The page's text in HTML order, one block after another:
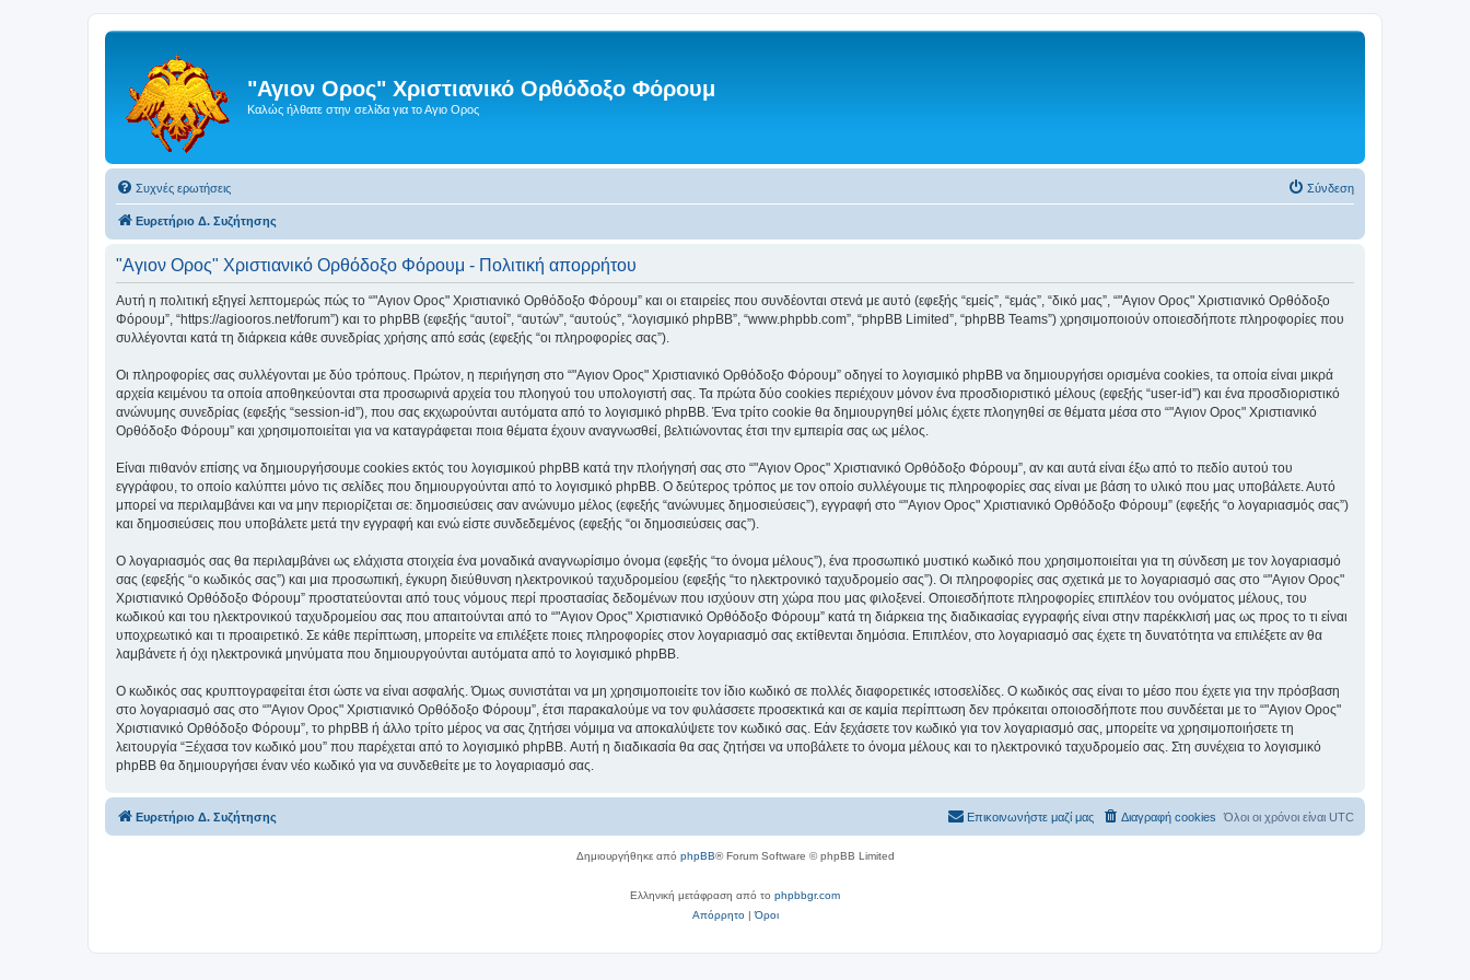
"Αγιον Ορος" Χριστιανικό Ορθόδοξο Φόρουμ
Καλώς ήλθατε στην σελίδα για το Αγιο Ορος
Συχνές ερωτήσεις Σύνδεση
Ευρετήριο Δ. Συζήτησης
"Αγιον Ορος" Χριστιανικό Ορθόδοξο Φόρουμ - Πολιτική απορρήτου
Αυτή η πολιτική εξηγεί λεπτομερώς πώς το “"Αγιον Ορος" Χριστιανικό Ορθόδοξο Φόρουμ” και οι εταιρείες που συνδέονται στενά με αυτό (εφεξής “εμείς”, “εμάς”, “δικό μας”, “"Αγιον Ορος" Χριστιανικό Ορθόδοξο
Φόρουμ”, “https://agiooros.net/forum”) και το phpBB (εφεξής “αυτοί”, “αυτών”, “αυτούς”, “λογισμικό phpBB”, “www.phpbb.com”, “phpBB Limited”, “phpBB Teams”) χρησιμοποιούν οποιεσδήποτε πληροφορίες που
συλλέγονται κατά τη διάρκεια κάθε συνεδρίας χρήσης από εσάς (εφεξής “οι πληροφορίες σας”).
Οι πληροφορίες σας συλλέγονται με δύο τρόπους. Πρώτον, η περιήγηση στο “"Αγιον Ορος" Χριστιανικό Ορθόδοξο Φόρουμ” οδηγεί το λογισμικό phpBB να δημιουργήσει ορισμένα cookies, τα οποία είναι μικρά
αρχεία κειμένου τα οποία αποθηκεύονται στα προσωρινά αρχεία του πλοηγού του υπολογιστή σας. Τα πρώτα δύο cookies περιέχουν μόνον ένα προσδιοριστικό μέλους (εφεξής “user-id”) και ένα προσδιοριστικό
ανώνυμης συνεδρίας (εφεξής “session-id”), που σας εκχωρούνται αυτόματα από το λογισμικό phpBB. Ένα τρίτο cookie θα δημιουργηθεί μόλις έχετε πλοηγηθεί σε θέματα μέσα στο “"Αγιον Ορος" Χριστιανικό
Ορθόδοξο Φόρουμ” και χρησιμοποιείται για να καταγράφεται ποια θέματα έχουν αναγνωσθεί, βελτιώνοντας έτσι την εμπειρία σας ως μέλος.
Είναι πιθανόν επίσης να δημιουργήσουμε cookies εκτός του λογισμικού phpBB κατά την πλοήγησή σας στο “"Αγιον Ορος" Χριστιανικό Ορθόδοξο Φόρουμ”, αν και αυτά είναι έξω από το πεδίο αυτού του
εγγράφου, το οποίο καλύπτει μόνο τις σελίδες που δημιουργούνται από το λογισμικό phpBB. Ο δεύτερος τρόπος με τον οποίο συλλέγουμε τις πληροφορίες σας είναι με βάση το υλικό που μας υποβάλετε. Αυτό
μπορεί να περιλαμβάνει και να μην περιορίζεται σε: δημοσιεύσεις σαν ανώνυμο μέλος (εφεξής “ανώνυμες δημοσιεύσεις”), εγγραφή στο “"Αγιον Ορος" Χριστιανικό Ορθόδοξο Φόρουμ” (εφεξής “ο λογαριασμός σας”)
και δημοσιεύσεις που υποβάλετε μετά την εγγραφή και ενώ είστε συνδεδεμένος (εφεξής “οι δημοσιεύσεις σας”).
Ο λογαριασμός σας θα περιλαμβάνει ως ελάχιστα στοιχεία ένα μοναδικά αναγνωρίσιμο όνομα (εφεξής “το όνομα μέλους”), ένα προσωπικό μυστικό κωδικό που χρησιμοποιείται για τη σύνδεση με τον λογαριασμό
σας (εφεξής “ο κωδικός σας”) και μια προσωπική, έγκυρη διεύθυνση ηλεκτρονικού ταχυδρομείου (εφεξής “το ηλεκτρονικό ταχυδρομείο σας”). Οι πληροφορίες σας σχετικά με το λογαριασμό σας στο “"Αγιον Ορος"
Χριστιανικό Ορθόδοξο Φόρουμ” προστατεύονται από τους νόμους περί προστασίας δεδομένων που ισχύουν στη χώρα που μας φιλοξενεί. Οποιεσδήποτε πληροφορίες επιπλέον του ονόματος μέλους, του
κωδικού και του ηλεκτρονικού ταχυδρομείου σας που απαιτούνται από το “"Αγιον Ορος" Χριστιανικό Ορθόδοξο Φόρουμ” κατά τη διάρκεια της διαδικασίας εγγραφής είναι στην παρέκκλισή μας ως προς το τι είναι
υποχρεωτικό και τι προαιρετικό. Σε κάθε περίπτωση, μπορείτε να επιλέξετε ποιες πληροφορίες στον λογαριασμό σας εκτίθενται δημόσια. Επιπλέον, στο λογαριασμό σας έχετε τη δυνατότητα να επιλέξετε αν θα
λαμβάνετε ή όχι ηλεκτρονικά μηνύματα που δημιουργούνται αυτόματα από το λογισμικό phpBB.
Ο κωδικός σας κρυπτογραφείται έτσι ώστε να είναι ασφαλής. Όμως συνιστάται να μη χρησιμοποιείτε τον ίδιο κωδικό σε πολλές διαφορετικές ιστοσελίδες. Ο κωδικός σας είναι το μέσο που έχετε για την πρόσβαση
στο λογαριασμό σας στο “"Αγιον Ορος" Χριστιανικό Ορθόδοξο Φόρουμ”, έτσι παρακαλούμε να τον φυλάσσετε προσεκτικά και σε καμία περίπτωση δεν πρόκειται οποιοσδήποτε που συνδέεται με το “"Αγιον Ορος"
Χριστιανικό Ορθόδοξο Φόρουμ”, το phpBB ή άλλο τρίτο μέρος να σας ζητήσει νόμιμα να αποκαλύψετε τον κωδικό σας. Εάν ξεχάσετε τον κωδικό για τον λογαριασμό σας, μπορείτε να χρησιμοποιήσετε τη
λειτουργία “Ξέχασα τον κωδικό μου” που παρέχεται από το λογισμικό phpBB. Αυτή η διαδικασία θα σας ζητήσει να υποβάλετε το όνομα μέλους και το ηλεκτρονικό ταχυδρομείο σας. Στη συνέχεια το λογισμικό
phpBB θα δημιουργήσει έναν νέο κωδικό για να συνδεθείτε με το λογαριασμό σας.
Ευρετήριο Δ. Συζήτησης Όλοι οι χρόνοι είναι UTC
Διαγραφή cookies
Επικοινωνήστε μαζί μας
Δημιουργήθηκε από phpBB® Forum Software © phpBB Limited
Ελληνική μετάφραση από το phpbbgr.com
Απόρρητο|Όροι